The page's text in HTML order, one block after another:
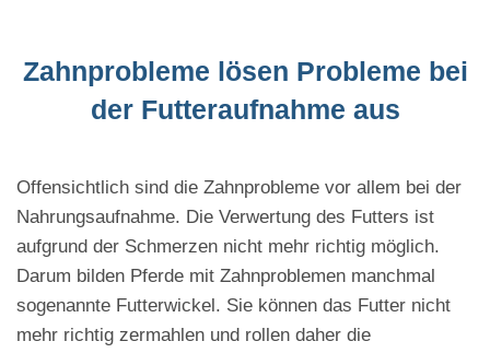
Zahnprobleme lösen Probleme bei
der Futteraufnahme aus
Offensichtlich sind die Zahnprobleme vor allem bei der
Nahrungsaufnahme. Die Verwertung des Futters ist
aufgrund der Schmerzen nicht mehr richtig möglich.
Darum bilden Pferde mit Zahnproblemen manchmal
sogenannte Futterwickel. Sie können das Futter nicht
mehr richtig zermahlen und rollen daher die